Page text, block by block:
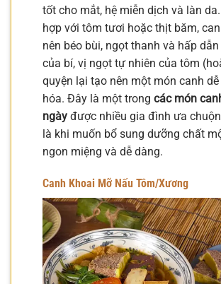
tốt cho mắt, hệ miễn dịch và làn
hợp với tôm tươi hoặc thịt băm,
nên béo bùi, ngọt thanh và hấp
của bí, vị ngọt tự nhiên của tôm
quyện lại tạo nên một món canh dễ
hóa. Đây là một trong các món
ngày được nhiều gia đình ưa
là khi muốn bổ sung dưỡng chất
ngon miệng và dễ dàng.
Canh Khoai Mỡ Nấu Tôm/Xương